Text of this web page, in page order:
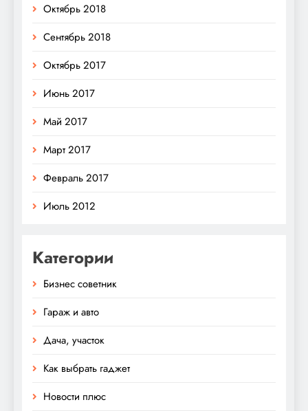
Октябрь 2018
Сентябрь 2018
Октябрь 2017
Июнь 2017
Май 2017
Март 2017
Февраль 2017
Июль 2012
Категории
Бизнес советник
Гараж и авто
Дача, участок
Как выбрать гаджет
Новости плюс